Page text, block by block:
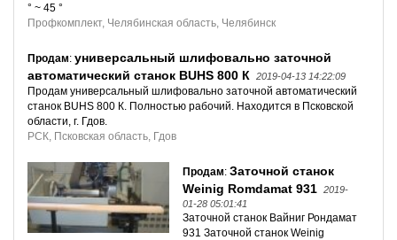
° ~ 45 °
Профкомплект, Челябинская область, Челябинск
Продам: универсальный шлифовально заточной
автоматический станок BUHS 800 К
2019-04-13 14:22:09
Продам универсальный шлифовально заточной автоматический
станок BUHS 800 К. Полностью рабочий. Находится в Псковской
области, г. Гдов.
РСК, Псковская область, Гдов
Продам: Заточной станок
Weinig Romdamat 931 2019-
01-28 05:01:41
Заточной станок Вайниг Рондамат
931 Заточной станок Weinig